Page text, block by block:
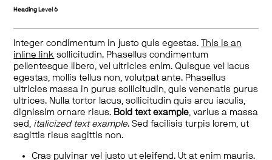
Heading Level 6
Integer condimentum in justo quis egestas.
This is an
inline link sollicitudin. Phasellus condimentum
pellentesque libero, vel ultricies enim. Quisque vel lacus
egestas, mollis tellus non, volutpat ante. Phasellus
ultricies massa in purus sollicitudin, quis venenatis purus
ultrices. Nulla tortor lacus, sollicitudin quis arcu iaculis,
dignissim ornare risus. Bold text example, varius a massa
sed, italicized text example. Sed facilisis turpis lorem, ut
sagittis risus sagittis non.
Cras pulvinar vel justo ut eleifend. Ut at enim mauris.